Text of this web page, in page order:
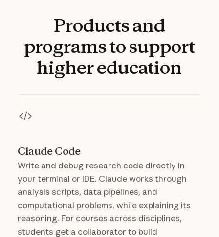
Productsand
programstosupport
highereducation
Claude Code
Write and debug research code directly in
your terminal or IDE. Claude works through
analysis scripts, data pipelines, and
computational problems, while explaining its
reasoning. For courses across disciplines,
students get a collaborator to build